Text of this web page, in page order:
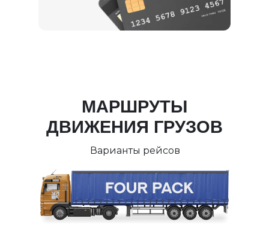
Варианты рейсов
МАРШРУТЫ
ДВИЖЕНИЯ ГРУЗОВ